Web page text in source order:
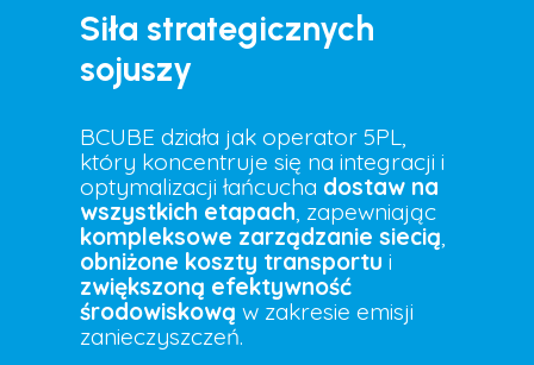
Siła strategicznych
sojuszy
BCUBE działa jak operator 5PL,
który koncentruje się na integracji i
optymalizacji łańcucha dostaw na
wszystkich etapach , zapewniając
kompleksowe zarządzanie siecią
obniżone koszty transportu i
zwiększoną efektywność
środowiskową w zakresie emisji
zanieczyszczeń.